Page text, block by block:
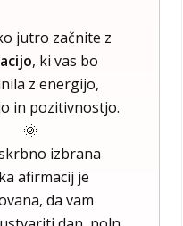
jutro začnite z
, ki vas bo
z energijo,
in pozitivnostjo.
🌞
izbrana
afirmacij je
da vam